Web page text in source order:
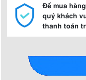
Để mua
quý khách
thanh toán